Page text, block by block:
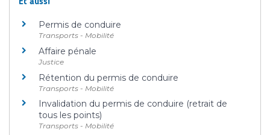
Et aussi
Permis de conduire
Transports - Mobilité
Affaire pénale
Justice
Rétention du permis de conduire
Transports - Mobilité
Invalidation du permis de conduire (retrait de
tous les points)
Transports - Mobilité